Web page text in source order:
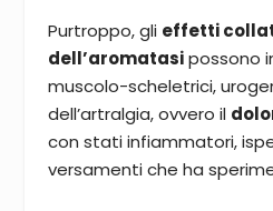
Purtroppo, gli effetti
dell’aromatasipossono
muscolo-scheletrici,
dell’artralgia, ovvero il
con stati infiammatori,
versamenti che ha